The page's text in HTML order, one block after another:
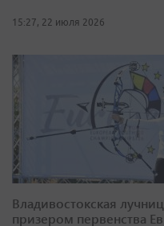
15:27, 22 июля 2026
Владивостокская
призером первенства